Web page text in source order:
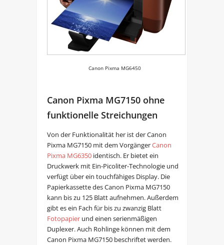
Canon Pixma MG6450
Canon Pixma MG7150 ohne
funktionelle Streichungen
Von der Funktionalität her ist der Canon
Pixma MG7150 mit dem VorgängerCanon
Pixma MG6350identisch. Er bietet ein
Druckwerk mit Ein-Picoliter-Technologie und
verfügt über ein touchfähiges Display. Die
Papierkassette des Canon Pixma MG7150
kann bis zu 125 Blatt aufnehmen. Außerdem
gibt es ein Fach für bis zu zwanzig Blatt
Fotopapierund einen serienmäßigen
Duplexer. Auch Rohlinge können mit dem
Canon Pixma MG7150 beschriftet werden.